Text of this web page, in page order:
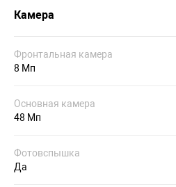
Камера
Фронтальная камера
8 Мп
Основная камера
48 Мп
Фотовспышка
Да